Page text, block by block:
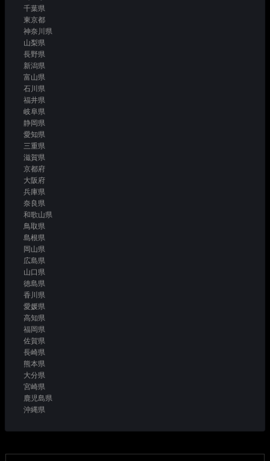
千葉県
東京都
神奈川県
山梨県
長野県
新潟県
富山県
石川県
福井県
岐阜県
静岡県
愛知県
三重県
滋賀県
京都府
大阪府
兵庫県
奈良県
和歌山県
鳥取県
島根県
岡山県
広島県
山口県
徳島県
香川県
愛媛県
高知県
福岡県
佐賀県
長崎県
熊本県
大分県
宮崎県
鹿児島県
沖縄県